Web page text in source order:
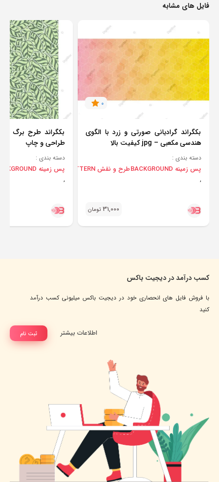
فایل های مشابه
0
بکگراند گرادیانی صورتی و زرد با الگوی
هندسی مکعبی – jpg کیفیت بالا
دسته بندی :
پس زمینه BACKGROUND
,
طرح و نقش PATTERN
31,000 تومان
بکگراند طرح برگ
طراحی و چاپ
دسته بندی :
پس زمینه BACKGROUND
,
کسب درآمد در دیجیت باکس
با فروش فایل های انحصاری خود در دیجیت باکس میلیونی کسب درآمد
کنید
ثبت نام اطلاعات بیشتر